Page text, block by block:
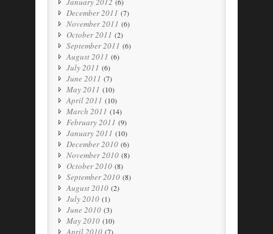
(6)
December 2011 (7)
November 2011 (6)
October 2011 (2)
September 2011 (6)
August 2011 (6)
July 2011 (6)
June 2011 (7)
May 2011 (10)
April 2011 (10)
March 2011 (14)
February 2011 (9)
January 2011 (10)
December 2010 (6)
November 2010 (8)
October 2010 (8)
September 2010 (8)
August 2010 (2)
July 2010 (1)
June 2010 (3)
May 2010 (10)
(7)